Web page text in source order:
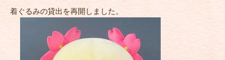
貸
着ぐるみの貸出を再開しました。